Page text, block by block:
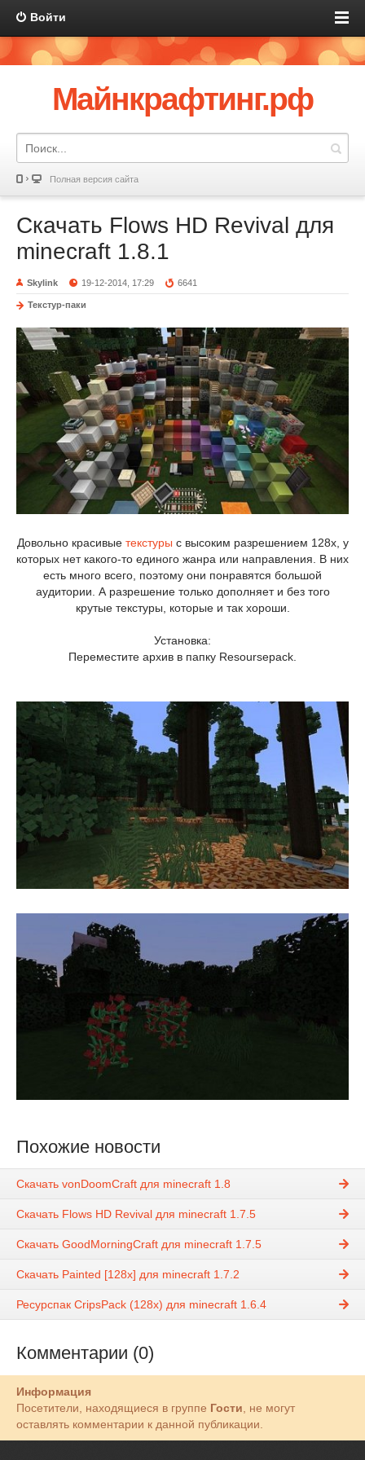
Войти
Майнкрафтинг.рф
Полная версия сайта
Скачать Flows HD Revival для
minecraft 1.8.1
Skylink 19-12-2014, 17:29 6641
Текстур-паки
Довольно красивые текстуры с высоким разрешением 128x, у
которых нет какого-то единого жанра или направления. В них
есть много всего, поэтому они понравятся большой
аудитории. А разрешение только дополняет и без того
крутые текстуры, которые и так хороши.
Установка:
Переместите архив в папку Resoursepack.
Похожие новости
Скачать vonDoomCraft для minecraft 1.8
Скачать Flows HD Revival для minecraft 1.7.5
Скачать GoodMorningCraft для minecraft 1.7.5
Скачать Painted [128x] для minecraft 1.7.2
Ресурспак CripsPack (128x) для minecraft 1.6.4
Комментарии (0)
Информация
Посетители, находящиеся в группе Гости , не могут
оставлять комментарии к данной публикации.